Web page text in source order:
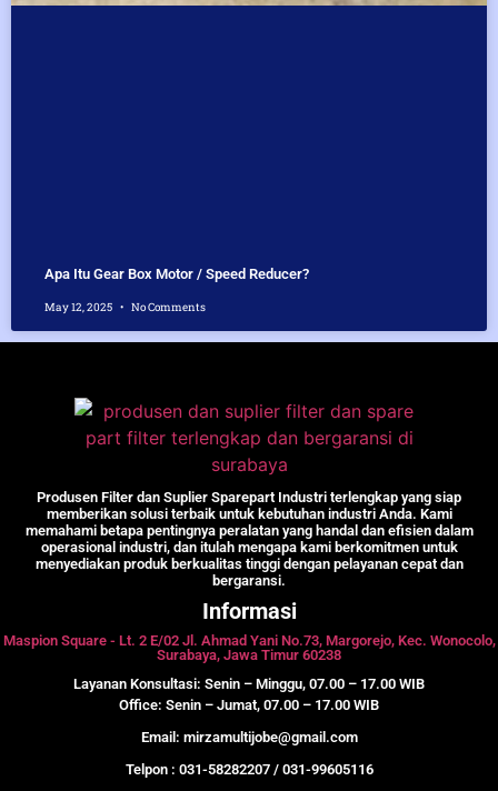
Apa Itu Gear Box Motor / Speed Reducer?
May 12, 2025 No Comments
Produsen Filter dan Suplier Sparepart Industri terlengkap yang siap
memberikan solusi terbaik untuk kebutuhan industri Anda. Kami
memahami betapa pentingnya peralatan yang handal dan efisien dalam
operasional industri, dan itulah mengapa kami berkomitmen untuk
menyediakan produk berkualitas tinggi dengan pelayanan cepat dan
bergaransi.
Informasi
Maspion Square - Lt. 2 E/02 Jl. Ahmad Yani No.73, Margorejo, Kec. Wonocolo,
Surabaya, Jawa Timur 60238
Layanan Konsultasi: Senin – Minggu, 07.00 – 17.00 WIB
Office: Senin – Jumat, 07.00 – 17.00 WIB
Email: mirzamultijobe@gmail.com
Telpon : 031-58282207 / 031-99605116